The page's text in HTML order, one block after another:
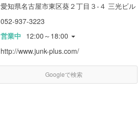
愛知県名古屋市東区葵２丁目３-４ 三光ビル
052-937-3223
営業中 12:00～18:00
http://www.junk-plus.com/
Googleで検索